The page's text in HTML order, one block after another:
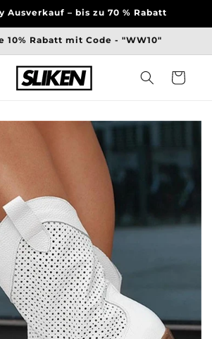
Ausverkauf – bis zu 70 % Rabatt
10% Rabatt mit Code - "WW10"
Warenkorb